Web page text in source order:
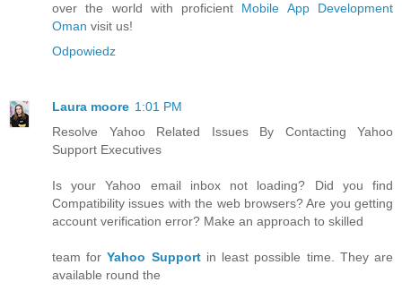
over the world with proficient Mobile App Development
Oman visit us!
Odpowiedz
Laura moore 1:01 PM
Resolve Yahoo Related Issues By Contacting Yahoo
Support Executives
Is your Yahoo email inbox not loading? Did you find
Compatibility issues with the web browsers? Are you getting
account verification error? Make an approach to skilled
team forYahoo Supportin least possible time. They are
available round the